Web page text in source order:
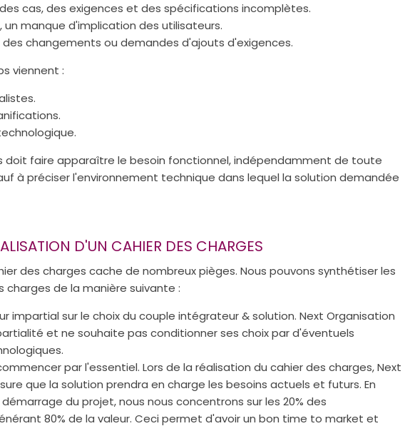
cas, des exigences et des spécifications incomplètes.
un manque d'implication des utilisateurs.
des changements ou demandes d'ajouts d'exigences.
viennent :
doit faire apparaître le besoin fonctionnel, indépendamment de toute
à préciser l'environnement technique dans lequel la solution demandée
D'UN CAHIER DES CHARGES
des charges cache de nombreux pièges. Nous pouvons synthétiser les
charges de la manière suivante :
impartial sur le choix du couple intégrateur & solution. Next Organisation
et ne souhaite pas conditionner ses choix par d'éventuels
par l'essentiel. Lors de la réalisation du cahier des charges, Next
que la solution prendra en charge les besoins actuels et futurs. En
du projet, nous nous concentrons sur les 20% des
80% de la valeur. Ceci permet d'avoir un bon time to market et